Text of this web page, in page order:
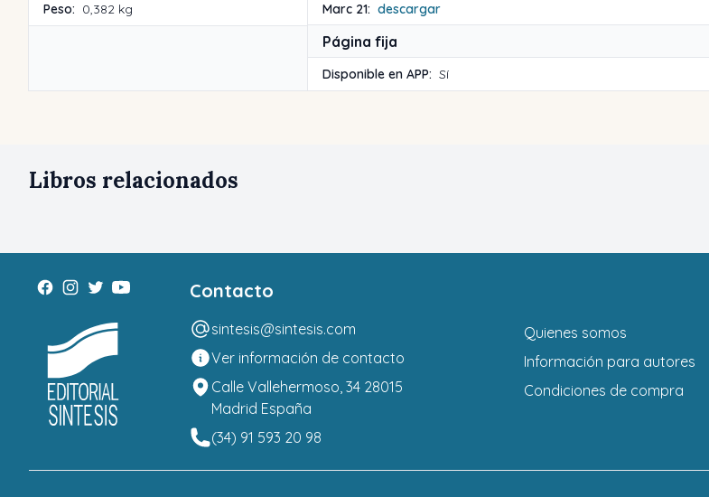
Peso: 0,382 kg
Marc 21: descargar
Página fija
Disponible en APP: Sí
Libros relacionados
Contacto
sintesis@sintesis.com
Ver información de contacto
Calle Vallehermoso, 34 28015
Madrid España
(34) 91 593 20 98
Quienes somos
Información para autores
Condiciones de compra